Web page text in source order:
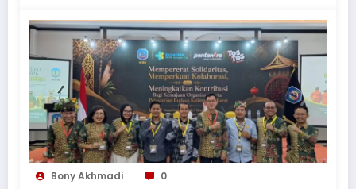
Bony Akhmadi 0